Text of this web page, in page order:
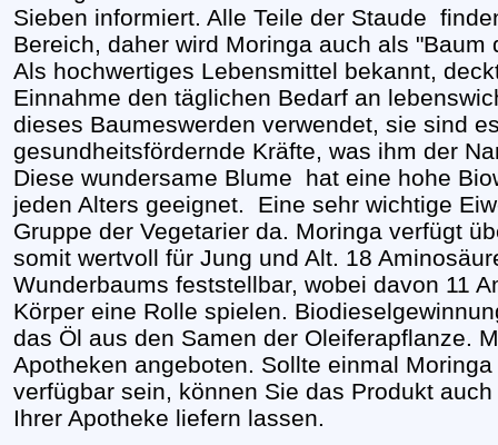
Sieben informiert. Alle Teile der Staude
Bereich, daher wird Moringa auch als
Als hochwertiges Lebensmittel bekannt,
Einnahme den täglichen Bedarf an
dieses Baumeswerden verwendet, sie sind
gesundheitsfördernde Kräfte, was ihm der
Diese wundersame Blume hat eine hohe
jeden Alters geeignet. Eine sehr wichtige
Gruppe der Vegetarier da. Moringa verfügt
somit wertvoll für Jung und Alt. 18
Wunderbaums feststellbar, wobei davon 11
Körper eine Rolle spielen.
das Öl aus den Samen der Oleiferapflanze.
Apotheken angeboten. Sollte einmal
verfügbar sein, können Sie das Produkt
Ihrer Apotheke liefern lassen.